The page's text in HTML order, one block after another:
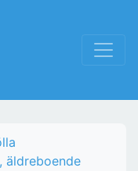
äldreboende